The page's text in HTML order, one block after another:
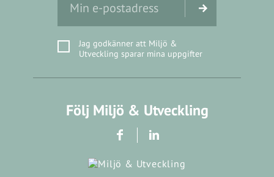
Jag godkänner att Miljö &
Utveckling sparar mina uppgifter
Följ Miljö & Utveckling